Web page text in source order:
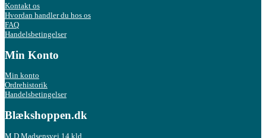
Kontakt os
Hvordan handler du hos os
FAQ
Handelsbetingelser
Min Konto
Min konto
Ordrehistorik
Handelsbetingelser
Blækshoppen.dk
M D.Madsensvej 14 kld